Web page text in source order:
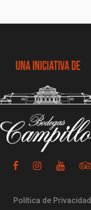
Política de Privacidad